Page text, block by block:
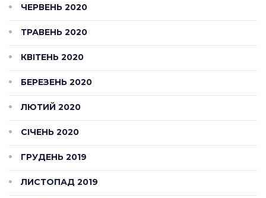
ЧЕРВЕНЬ 2020
ТРАВЕНЬ 2020
КВІТЕНЬ 2020
БЕРЕЗЕНЬ 2020
ЛЮТИЙ 2020
СІЧЕНЬ 2020
ГРУДЕНЬ 2019
ЛИСТОПАД 2019